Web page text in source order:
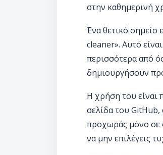
στην καθημερινή
Ένα θετικό σημείο
cleaner». Αυτό
περισσότερα από
δημιουργήσουν
Η χρήση του είναι
σελίδα του GitHub,
προχωράς μόνο σε
να μην επιλέγεις